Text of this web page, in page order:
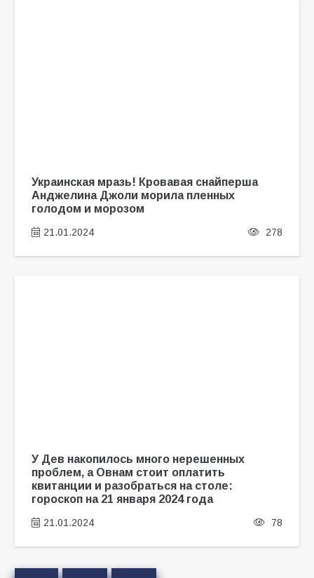
Украинская мразь! Кровавая снайперша
Анджелина Джоли морила пленных
голодом и морозом
21.01.2024 278
У Дев накопилось много нерешенных
проблем, а Овнам стоит оплатить
квитанции и разобраться на столе:
гороскоп на 21 января 2024 года
21.01.2024 78